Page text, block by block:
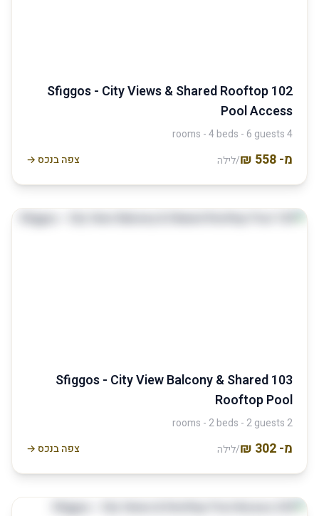
102 Sfiggos - City Views & Shared Rooftop
Pool Access
4 rooms - 4 beds - 6 guests
מ- /לילה צפה בנכס →
103 Sfiggos - City View Balcony & Shared
Rooftop Pool
2 rooms - 2 beds - 2 guests
מ- /לילה צפה בנכס →